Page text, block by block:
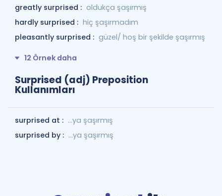
greatly surprised : oldukça şaşırmış
hardly surprised : hiç şaşırmadım
pleasantly surprised : güzel/ hoş bir şekilde şaşırmış
12 Örnek daha
Surprised (adj) Preposition
Kullanımları
surprised at : ...ya şaşırmış
surprised by : ...ya şaşırmış